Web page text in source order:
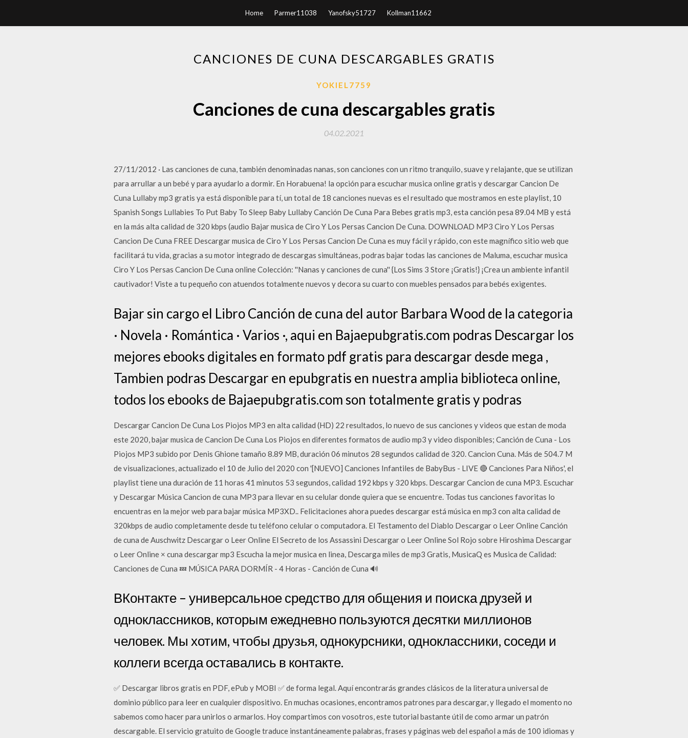
Home Parmer11038 Yanofsky51727 Kollman11662
CANCIONES DE CUNA DESCARGABLES GRATIS
YOKIEL7759
Canciones de cuna descargables gratis
04.02.2021
27/11/2012 · Las canciones de cuna, también denominadas nanas, son canciones con un ritmo tranquilo, suave y relajante, que se utilizan
para arrullar a un bebé y para ayudarlo a dormir. En Horabuena! la opción para escuchar musica online gratis y descargar Cancion De
Cuna Lullaby mp3 gratis ya está disponible para tí, un total de 18 canciones nuevas es el resultado que mostramos en este playlist, 10
Spanish Songs Lullabies To Put Baby To Sleep Baby Lullaby Canción De Cuna Para Bebes gratis mp3, esta canción pesa 89.04 MB y está
en la más alta calidad de 320 kbps (audio Bajar musica de Ciro Y Los Persas Cancion De Cuna. DOWNLOAD MP3 Ciro Y Los Persas
Cancion De Cuna FREE Descargar musica de Ciro Y Los Persas Cancion De Cuna es muy fácil y rápido, con este magnífico sitio web que
facilitará tu vida, gracias a su motor integrado de descargas simultáneas, podras bajar todas las canciones de Maluma, escuchar musica
Ciro Y Los Persas Cancion De Cuna online Colección: ''Nanas y canciones de cuna'' {Los Sims 3 Store ¡Gratis!} ¡Crea un ambiente infantil
cautivador! Viste a tu pequeño con atuendos totalmente nuevos y decora su cuarto con muebles pensados para bebés exigentes.
Bajar sin cargo el Libro Canción de cuna del autor Barbara Wood de la categoria
· Novela · Romántica · Varios ·, aqui en Bajaepubgratis.com podras Descargar los
mejores ebooks digitales en formato pdf gratis para descargar desde mega ,
Tambien podras Descargar en epubgratis en nuestra amplia biblioteca online,
todos los ebooks de Bajaepubgratis.com son totalmente gratis y podras
Descargar Cancion De Cuna Los Piojos MP3 en alta calidad (HD) 22 resultados, lo nuevo de sus canciones y videos que estan de moda
este 2020, bajar musica de Cancion De Cuna Los Piojos en diferentes formatos de audio mp3 y video disponibles; Canción de Cuna - Los
Piojos MP3 subido por Denis Ghione tamaño 8.89 MB, duración 06 minutos 28 segundos calidad de 320. Cancion Cuna. Más de 504.7 M
de visualizaciones, actualizado el 10 de Julio del 2020 con '[NUEVO] Canciones Infantiles de BabyBus - LIVE 🔴 Canciones Para Niños', el
playlist tiene una duración de 11 horas 41 minutos 53 segundos, calidad 192 kbps y 320 kbps. Descargar Cancion de cuna MP3. Escuchar
y Descargar Música Cancion de cuna MP3 para llevar en su celular donde quiera que se encuentre. Todas tus canciones favoritas lo
encuentras en la mejor web para bajar música MP3XD.. Felicitaciones ahora puedes descargar está música en mp3 con alta calidad de
320kbps de audio completamente desde tu teléfono celular o computadora. El Testamento del Diablo Descargar o Leer Online Canción
de cuna de Auschwitz Descargar o Leer Online El Secreto de los Assassini Descargar o Leer Online Sol Rojo sobre Hiroshima Descargar
o Leer Online × cuna descargar mp3 Escucha la mejor musica en linea, Descarga miles de mp3 Gratis, MusicaQ es Musica de Calidad:
Canciones de Cuna 💤 MÚSICA PARA DORMÍR - 4 Horas - Canción de Cuna 🔊
ВКонтакте – универсальное средство для общения и поиска друзей и
одноклассников, которым ежедневно пользуются десятки миллионов
человек. Мы хотим, чтобы друзья, однокурсники, одноклассники, соседи и
коллеги всегда оставались в контакте.
✅ Descargar libros gratis en PDF, ePub y MOBI ✅ de forma legal. Aquí encontrarás grandes clásicos de la literatura universal de
dominio público para leer en cualquier dispositivo. En muchas ocasiones, encontramos patrones para descargar, y llegado el momento no
sabemos como hacer para unirlos o armarlos. Hoy compartimos con vosotros, este tutorial bastante útil de como armar un patrón
descargable. El servicio gratuito de Google traduce instantáneamente palabras, frases y páginas web del español a más de 100 idiomas y